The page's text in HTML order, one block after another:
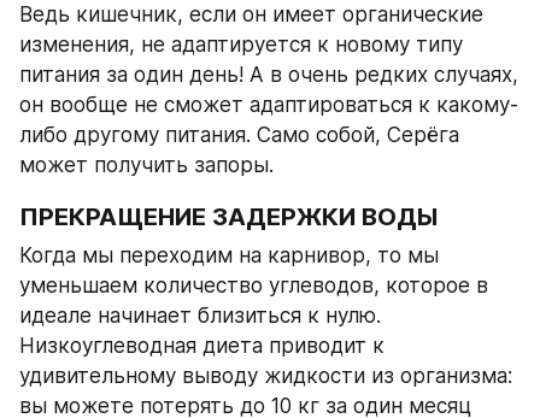
Ведь кишечник, если он имеет органические
изменения, не адаптируется к новому типу
питания за один день! А в очень редких случаях,
он вообще не сможет адаптироваться к какому-
либо другому питания. Само собой, Серёга
может получить запоры.
ПРЕКРАЩЕНИЕ ЗАДЕРЖКИ ВОДЫ
Когда мы переходим на карнивор, то мы
уменьшаем количество углеводов, которое в
идеале начинает близиться к нулю.
Низкоуглеводная диета приводит к
удивительному выводу жидкости из организма:
вы можете потерять до 10 кг за один месяц